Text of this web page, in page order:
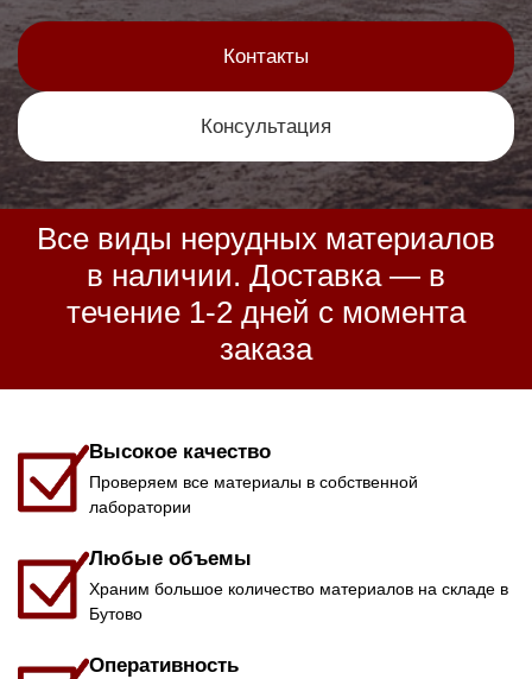
Контакты
Консультация
Все виды нерудных материалов
в наличии. Доставка — в
течение 1-2 дней с момента
заказа
Высокое качество
Проверяем все материалы в собственной
лаборатории
Любые объемы
Храним большое количество материалов на складе в
Бутово
Оперативность